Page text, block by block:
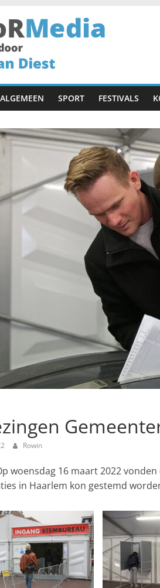
ALGEMEEN SPORT FESTIVALS
Rowin
woensdag 16 maart 2022
in Haarlem kon gestemd